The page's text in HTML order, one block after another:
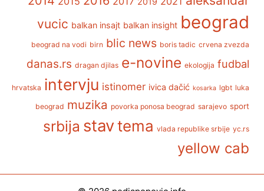
vucic balkan insajt balkan insight beograd
beograd na vodi birn blic news boris tadic crvena zvezda
danas.rs dragan djilas e-novine ekologija fudbal
hrvatska intervju istinomer ivica dačić kosarka lgbt luka
beograd muzika povorka ponosa beograd sarajevo sport
srbija stavtema vlada republike srbije yc.rs
yellow cab